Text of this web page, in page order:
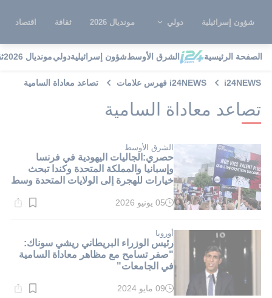
شؤون إسرائيلية دولي مونديال 2026 ثقافة اقتصاد
الصفحة الرئيسية الشرق الأوسطشؤون إسرائيليةدوليمونديال 2026
i24NEWS i24NEWS فهرس علامات تصاعد معاداة السامية
تصاعد معاداة السامية
الشرق الأوسط
حصري:الجاليات اليهودية في فرنسا
وإسبانيا والمملكة المتحدة وكندا تبحث
خيارات للهجرة إلى الولايات المتحدة وسط
وقت
دقيقة.
05 يونيو 2026
أوروبا
رئيس الوزراء البريطاني ريشي سوناك:
"صفر تسامح مع مظاهر معاداة السامية
في الجامعات"
وقت
09 مايو 2024